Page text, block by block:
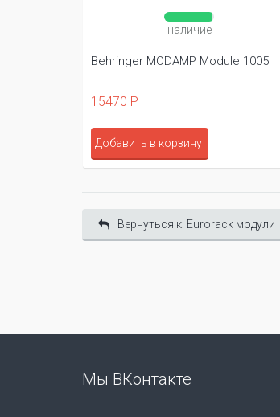
наличие
Behringer MODAMP Module 1005
15470 Р
Добавить в корзину
Вернуться к: Eurorack модули
Мы ВКонтакте